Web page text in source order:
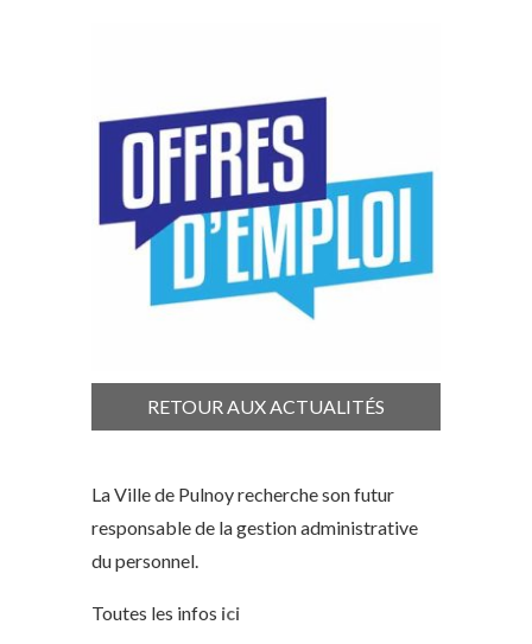
RETOUR AUX ACTUALITÉS
La Ville de Pulnoy recherche son futur
responsable de la gestion administrative
du personnel.
Toutes les infos ici